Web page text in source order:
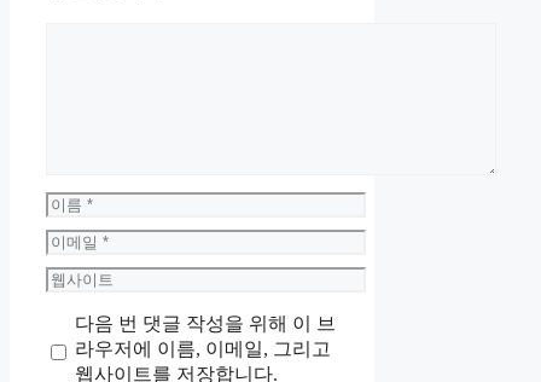
이
름
이
메
일
웹
트
다음 번 댓글 작성을 위해 이 브
라우저에 이름, 이메일, 그리고
웹사이트를 저장합니다.